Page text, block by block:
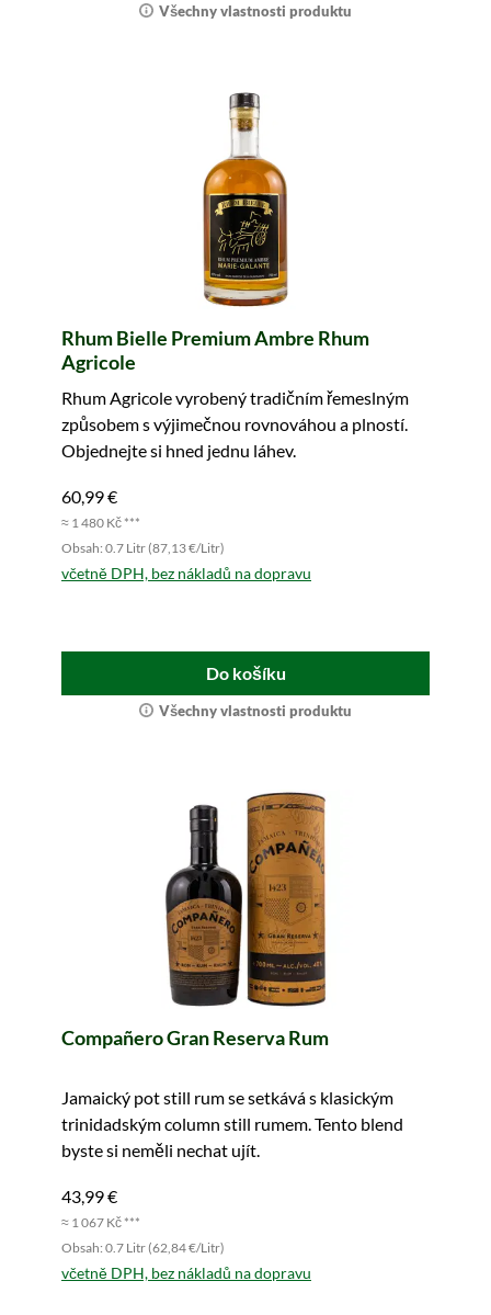
Všechny vlastnosti produktu
Rhum Bielle Premium Ambre Rhum
Agricole
Rhum Agricole vyrobený tradičním řemeslným
způsobem s výjimečnou rovnováhou a plností.
Objednejte si hned jednu láhev.
60,99 €
≈ 1 480 Kč ***
Obsah: 0.7 Litr (87,13 €/Litr)
včetně DPH, bez nákladů na dopravu
Do košíku
Všechny vlastnosti produktu
Compañero Gran Reserva Rum
Jamaický pot still rum se setkává s klasickým
trinidadským column still rumem. Tento blend
byste si neměli nechat ujít.
43,99 €
≈ 1 067 Kč ***
Obsah: 0.7 Litr (62,84 €/Litr)
včetně DPH, bez nákladů na dopravu